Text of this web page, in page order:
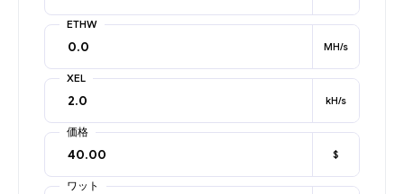
ETHW
MH/s
XEL
kH/s
価格
$
ワット